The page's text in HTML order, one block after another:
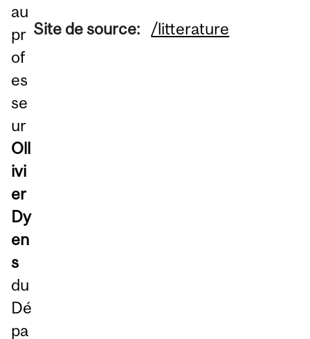
au
pr
of
es
se
ur
Oll
ivi
er
Dy
en
s
du
Dé
pa
Site de source: /litterature